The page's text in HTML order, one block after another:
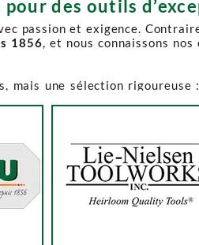
des outils
passion et exigence.
1856, et nous connaissons
mais une sélection rigoureuse
à son
Pour affiner votre